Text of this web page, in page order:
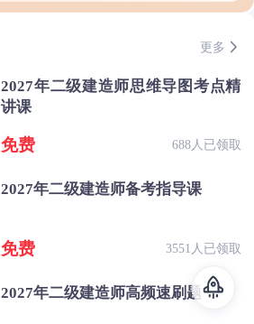
更多
2027年二级建造师思维导图考点精
讲课
免费 688人已领取
2027年二级建造师备考指导课
免费 3551人已领取
2027年二级建造师高频速刷题